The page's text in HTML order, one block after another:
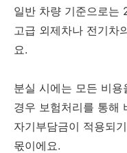
일반 차량 기준으로는
고급 외제차나 전기차
요.
분실 시에는 모든 비
경우 보험처리를 통해
자기부담금이 적용되
몫이에요.